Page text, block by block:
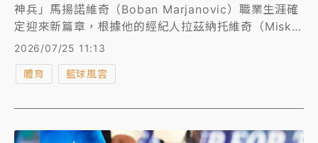
神兵」馬揚諾維奇（Boban Marjanovic）職業生涯確
定迎來新篇章，根據他的經紀人拉茲納托維奇（Misko
Raznatovic）透露，馬揚諾維奇已與菲律賓球隊
約，並將隨隊參加即將在台灣舉辦的威廉瓊斯盃國際籃
2026/07/25 11:13
體育 籃球風雲